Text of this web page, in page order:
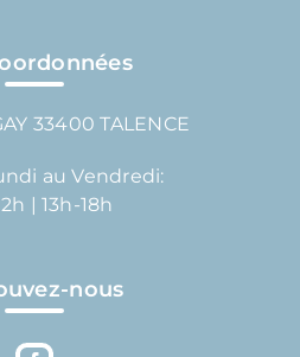
33400 TALENCE
au Vendredi:
| 13h-18h
nous